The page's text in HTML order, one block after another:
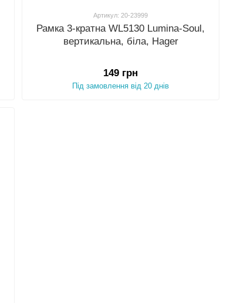
Артикул: 20-23999
Рамка 3-кратна WL5130 Lumina-Soul,
вертикальна, біла, Hager
149 грн
Під замовлення від 20 днів